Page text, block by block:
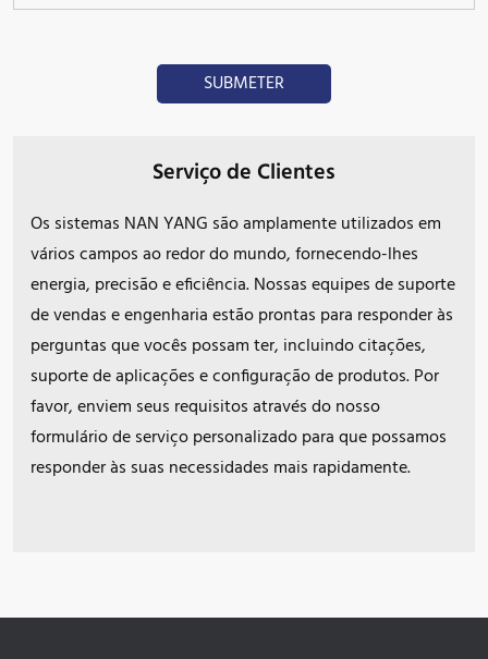
SUBMETER
Serviço de Clientes
Os sistemas NAN YANG são amplamente utilizados em
vários campos ao redor do mundo, fornecendo-lhes
energia, precisão e eficiência. Nossas equipes de suporte
de vendas e engenharia estão prontas para responder às
perguntas que vocês possam ter, incluindo citações,
suporte de aplicações e configuração de produtos. Por
favor, enviem seus requisitos através do nosso
formulário de serviço personalizado para que possamos
responder às suas necessidades mais rapidamente.